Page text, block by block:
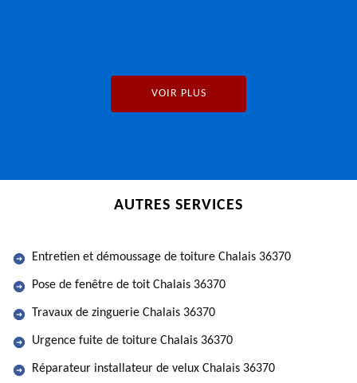
VOIR PLUS
AUTRES SERVICES
Entretien et démoussage de toiture Chalais 36370
Pose de fenêtre de toit Chalais 36370
Travaux de zinguerie Chalais 36370
Urgence fuite de toiture Chalais 36370
Réparateur installateur de velux Chalais 36370